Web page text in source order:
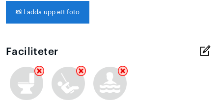
📸 Ladda upp ett foto
Faciliteter